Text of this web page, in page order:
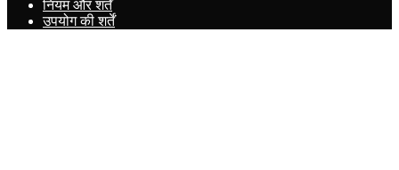
नियम और शर्तें
उपयोग की शर्तें